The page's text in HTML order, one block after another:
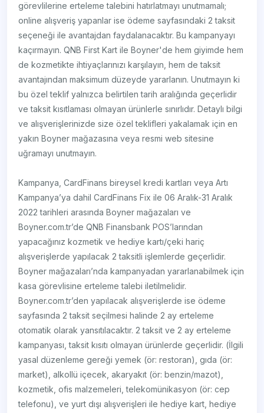
görevlilerine erteleme talebini hatırlatmayı unutmamalı;
online alışveriş yapanlar ise ödeme sayfasındaki 2 taksit
seçeneği ile avantajdan faydalanacaktır. Bu kampanyayı
kaçırmayın. QNB First Kart ile Boyner'de hem giyimde hem
de kozmetikte ihtiyaçlarınızı karşılayın, hem de taksit
avantajından maksimum düzeyde yararlanın. Unutmayın ki
bu özel teklif yalnızca belirtilen tarih aralığında geçerlidir
ve taksit kısıtlaması olmayan ürünlerle sınırlıdır. Detaylı bilgi
ve alışverişlerinizde size özel teklifleri yakalamak için en
yakın Boyner mağazasına veya resmi web sitesine
uğramayı unutmayın.
Kampanya, CardFinans bireysel kredi kartları veya Artı
Kampanya’ya dahil CardFinans Fix ile 06 Aralık-31 Aralık
2022 tarihleri arasında Boyner mağazaları ve
Boyner.com.tr’de QNB Finansbank POS’larından
yapacağınız kozmetik ve hediye kartı/çeki hariç
alışverişlerde yapılacak 2 taksitli işlemlerde geçerlidir.
Boyner mağazaları’nda kampanyadan yararlanabilmek için
kasa görevlisine erteleme talebi iletilmelidir.
Boyner.com.tr’den yapılacak alışverişlerde ise ödeme
sayfasında 2 taksit seçilmesi halinde 2 ay erteleme
otomatik olarak yansıtılacaktır. 2 taksit ve 2 ay erteleme
kampanyası, taksit kısıtı olmayan ürünlerde geçerlidir. (İlgili
yasal düzenleme gereği yemek (ör: restoran), gıda (ör:
market), alkollü içecek, akaryakıt (ör: benzin/mazot),
kozmetik, ofis malzemeleri, telekomünikasyon (ör: cep
telefonu), ve yurt dışı alışverişleri ile hediye kart, hediye